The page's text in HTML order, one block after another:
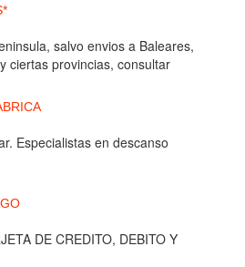
salvo envios a Baleares,
ciertas provincias, consultar
Especialistas en descanso
DE CREDITO, DEBITO Y